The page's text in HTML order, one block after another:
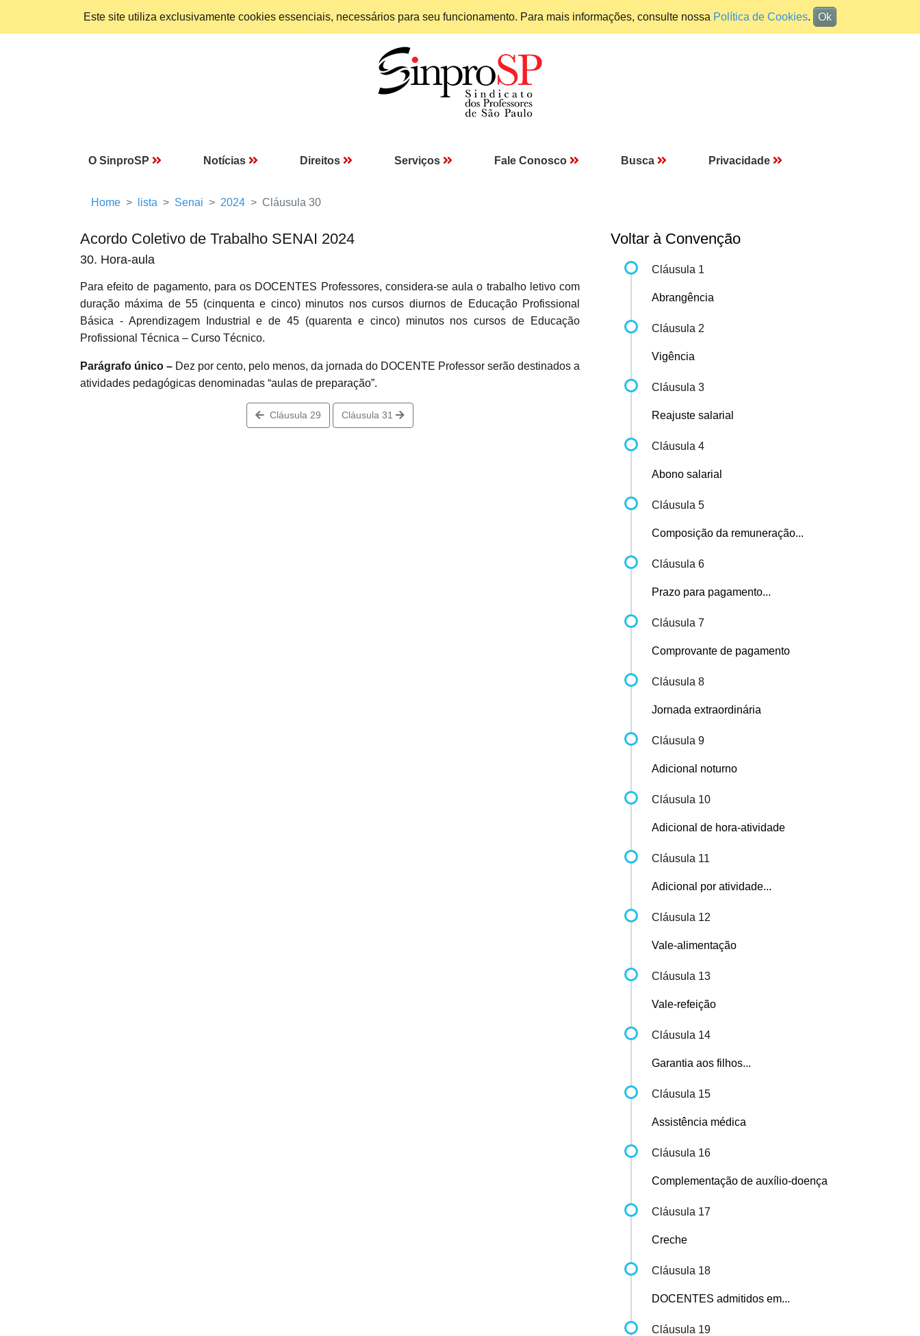
Este site utiliza exclusivamente cookies essenciais, necessários para seu funcionamento. Para mais informações, consulte nossa Política de Cookies. Ok
O SinproSP Notícias Direitos Serviços Fale Conosco Busca Privacidade
Home lista Senai 2024 Cláusula 30
Acordo Coletivo de Trabalho SENAI 2024
30. Hora-aula
Para efeito de pagamento, para os DOCENTES Professores, considera-se aula o trabalho letivo com
duração máxima de 55 (cinquenta e cinco) minutos nos cursos diurnos de Educação Profissional
Básica - Aprendizagem Industrial e de 45 (quarenta e cinco) minutos nos cursos de Educação
Profissional Técnica – Curso Técnico.
Parágrafo único – Dez por cento, pelo menos, da jornada do DOCENTE Professor serão destinados a
atividades pedagógicas denominadas “aulas de preparação”.
Cláusula 29 Cláusula 31
Voltar à Convenção
Cláusula 1
Abrangência
Cláusula 2
Vigência
Cláusula 3
Reajuste salarial
Cláusula 4
Abono salarial
Cláusula 5
Composição da remuneração...
Cláusula 6
Prazo para pagamento...
Cláusula 7
Comprovante de pagamento
Cláusula 8
Jornada extraordinária
Cláusula 9
Adicional noturno
Cláusula 10
Adicional de hora-atividade
Cláusula 11
Adicional por atividade...
Cláusula 12
Vale-alimentação
Cláusula 13
Vale-refeição
Cláusula 14
Garantia aos filhos...
Cláusula 15
Assistência médica
Cláusula 16
Complementação de auxílio-doença
Cláusula 17
Creche
Cláusula 18
DOCENTES admitidos em...
Cláusula 19